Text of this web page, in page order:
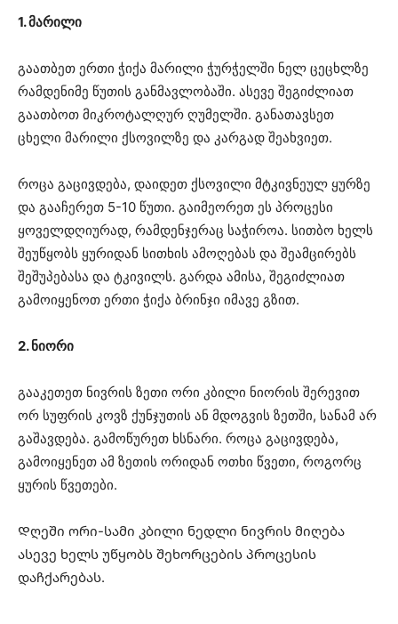
1. მარილი
გაათბეთ ერთი ჭიქა მარილი ჭურჭელში ნელ ცეცხლზე
რამდენიმე წუთის განმავლობაში. ასევე შეგიძლიათ
გაათბოთ მიკროტალღურ ღუმელში. განათავსეთ
ცხელი მარილი ქსოვილზე და კარგად შეახვიეთ.
როცა გაცივდება, დაიდეთ ქსოვილი მტკივნეულ ყურზე
და გააჩერეთ 5-10 წუთი. გაიმეორეთ ეს პროცესი
ყოველდღიურად, რამდენჯერაც საჭიროა. სითბო ხელს
შეუწყობს ყურიდან სითხის ამოღებას და შეამცირებს
შეშუპებასა და ტკივილს. გარდა ამისა, შეგიძლიათ
გამოიყენოთ ერთი ჭიქა ბრინჯი იმავე გზით.
2. ნიორი
გააკეთეთ ნივრის ზეთი ორი კბილი ნიორის შერევით
ორ სუფრის კოვზ ქუნჯუთის ან მდოგვის ზეთში, სანამ არ
გაშავდება. გამოწურეთ ხსნარი. როცა გაცივდება,
გამოიყენეთ ამ ზეთის ორიდან ოთხი წვეთი, როგორც
ყურის წვეთები.
Დღეში ორი-სამი კბილი ნედლი ნივრის მიღება
ასევე ხელს უწყობს შეხორცების პროცესის
დაჩქარებას.